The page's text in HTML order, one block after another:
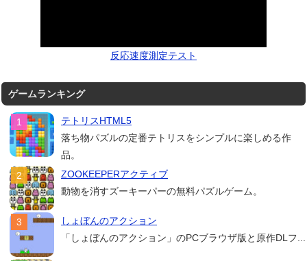
反応速度測定テスト
ゲームランキング
テトリスHTML5
落ち物パズルの定番テトリスをシンプルに楽しめる作
品。
ZOOKEEPERアクティブ
動物を消すズーキーパーの無料パズルゲーム。
しょぼんのアクション
「しょぼんのアクション」のPCブラウザ版と原作DLフ...